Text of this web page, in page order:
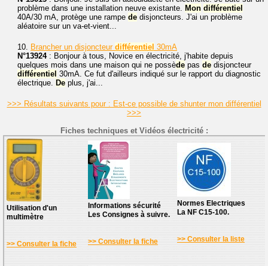
problème dans une installation neuve existante. Mon différentiel
40A/30 mA, protège une rampe de disjoncteurs. J'ai un problème
aléatoire sur un va-et-vient...
10. Brancher un disjoncteur différentiel 30mA
N°13924: Bonjour à tous, Novice en électricité, j'habite depuis
quelques mois dans une maison qui ne possède pas de disjoncteur
différentiel 30mA. Ce fut d'ailleurs indiqué sur le rapport du diagnostic
électrique. De plus, j'ai...
>>> Résultats suivants pour : Est-ce possible de shunter mon différentiel
>>>
Fiches techniques et Vidéos électricité :
Utilisation d'un
multimètre
>> Consulter la fiche
Informations sécurité
Les Consignes à suivre.
>> Consulter la fiche
Normes Electriques
La NF C15-100.
>> Consulter la liste